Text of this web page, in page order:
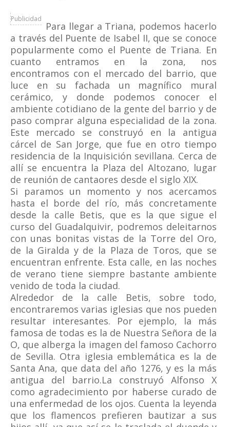
Publicidad
Para llegar a Triana, podemos hacerlo
a través del Puente de Isabel II, que se conoce
popularmente como el Puente de Triana. En
cuanto entramos en la zona, nos
encontramos con el mercado del barrio, que
luce en su fachada un magnífico mural
cerámico, y donde podemos conocer el
ambiente cotidiano de la gente del barrio y de
paso comprar alguna especialidad de la zona.
Este mercado se construyó en la antigua
cárcel de San Jorge, que fue en otro tiempo
residencia de la Inquisición sevillana. Cerca de
allí se encuentra la Plaza del Altozano, lugar
de reunión de cantaores desde el siglo XIX.
Si paramos un momento y nos acercamos
hasta el borde del río, más concretamente
desde la calle Betis, que es la que sigue el
curso del Guadalquivir, podremos deleitarnos
con unas bonitas vistas de la Torre del Oro,
de la Giralda y de la Plaza de Toros, que se
encuentran enfrente. Esta calle, en las noches
de verano tiene siempre bastante ambiente
venido de toda la ciudad.
Alrededor de la calle Betis, sobre todo,
encontraremos varias iglesias que nos pueden
resultar interesantes. Por ejemplo, la más
famosa de todas es la de Nuestra Señora de la
O, que alberga la imagen del famoso Cachorro
de Sevilla. Otra iglesia emblemática es la de
Santa Ana, que data del año 1276, y es la más
antigua del barrio.La construyó Alfonso X
como agradecimiento por haberse curado de
una enfermedad de los ojos. Cuenta la leyenda
que los flamencos prefieren bautizar a sus